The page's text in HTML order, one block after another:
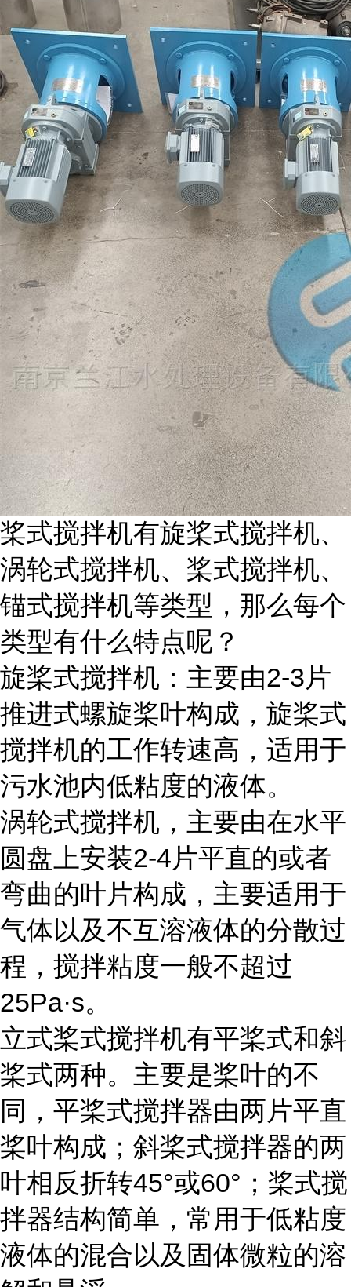
桨式搅拌机有旋桨式搅拌机、
涡轮式搅拌机、桨式搅拌机、
锚式搅拌机等类型，那么每个
类型有什么特点呢？
旋桨式搅拌机：主要由2-3片
推进式螺旋桨叶构成，旋桨式
搅拌机的工作转速高，适用于
污水池内低粘度的液体。
涡轮式搅拌机，主要由在水平
圆盘上安装2-4片平直的或者
弯曲的叶片构成，主要适用于
气体以及不互溶液体的分散过
程，搅拌粘度一般不超过
25Pa·s。
立式桨式搅拌机有平桨式和斜
桨式两种。主要是桨叶的不
同，平桨式搅拌器由两片平直
桨叶构成；斜桨式搅拌器的两
叶相反折转45°或60°；桨式搅
拌器结构简单，常用于低粘度
液体的混合以及固体微粒的溶